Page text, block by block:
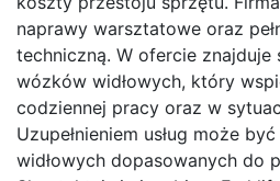
naprawy warsztatowe oraz
techniczną. W ofercie znajduje
wózków widłowych, który
codziennej pracy oraz w
Uzupełnieniem usług może
widłowych dopasowanych do